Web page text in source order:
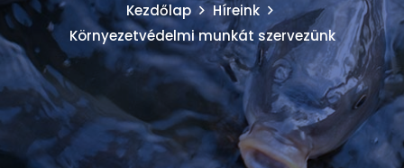
Kezdőlap
Híreink
Környezetvédelmi munkát szervezünk